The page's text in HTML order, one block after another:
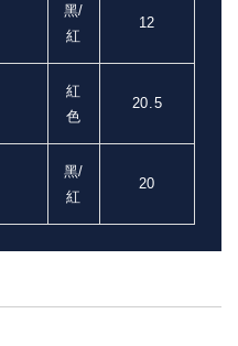
黑/
紅
12
紅
色
20.5
黑/
紅
20